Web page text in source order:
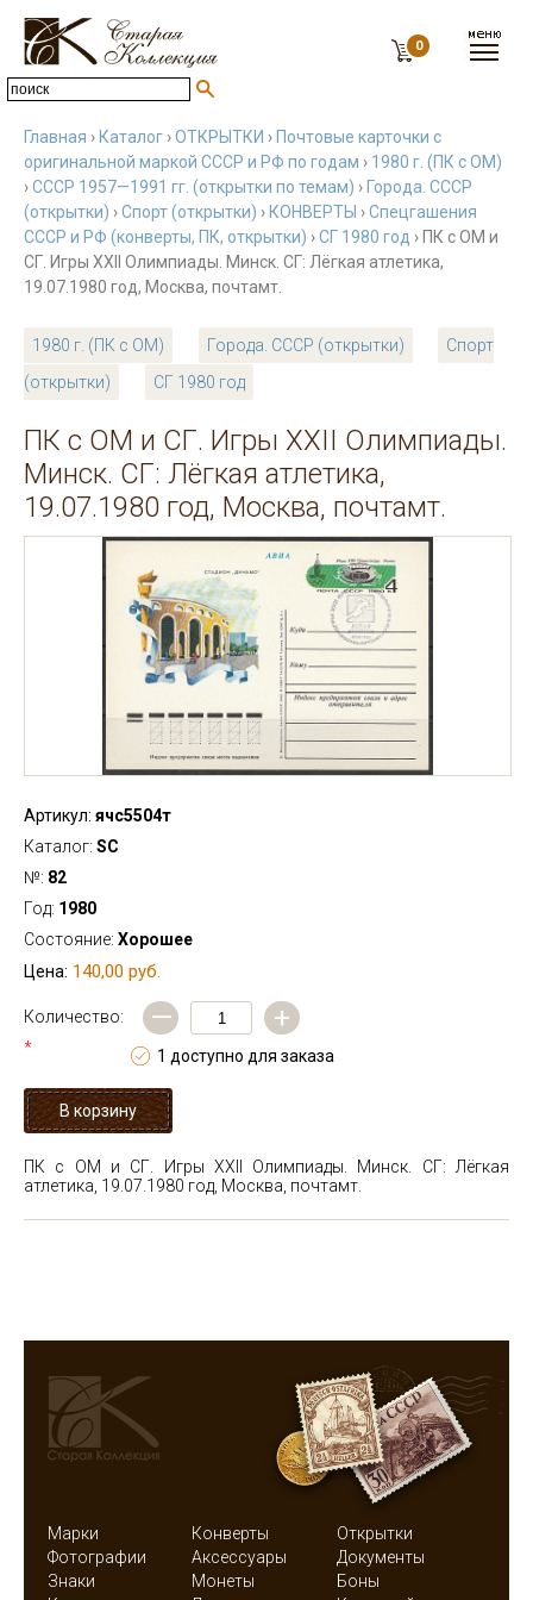
0
Главная › Каталог ›ОТКРЫТКИ › Почтовые карточки с
оригинальной маркой СССР и РФ по годам › 1980 г. (ПК с ОМ)
›СССР 1957—1991 гг. (открытки по темам) › Города. СССР
(открытки) ›Спорт (открытки) › КОНВЕРТЫ ›Спецгашения
СССР и РФ (конверты, ПК, открытки) ›СГ 1980 год › ПК с ОМ и
СГ. Игры XXII Олимпиады. Минск. СГ: Лёгкая атлетика,
19.07.1980 год, Москва, почтамт.
1980 г. (ПК с ОМ) Города. СССР (открытки)
Спорт
(открытки)
СГ 1980 год
ПК с ОМ и СГ. Игры XXII Олимпиады.
Минск. СГ: Лёгкая атлетика,
19.07.1980 год, Москва, почтамт.
Артикул: ячс5504т
Каталог: SC
№: 82
Год: 1980
Состояние: Хорошее
Цена: 140,00 руб.
Количество:
*
— +
1 доступно для заказа
ПК с ОМ и СГ. Игры XXII Олимпиады. Минск. СГ: Лёгкая
атлетика, 19.07.1980 год, Москва, почтамт.
Марки Конверты
Открытки
Фотографии
Аксессуары
Документы
Знаки
Монеты
Боны